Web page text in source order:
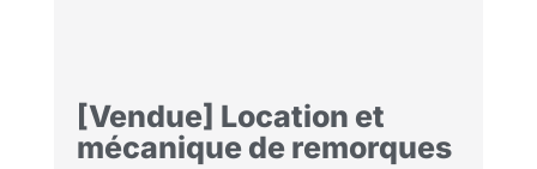
[Vendue] Location et
mécanique de remorques